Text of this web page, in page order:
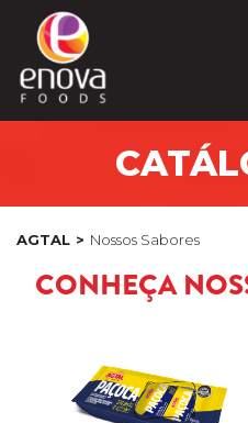
AGTAL Nossos Sabores
CONHEÇA